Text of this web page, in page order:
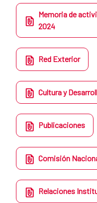
Memoria de
2024
Red Exterior
Cultura y
Publicaciones
Comisión
Relaciones